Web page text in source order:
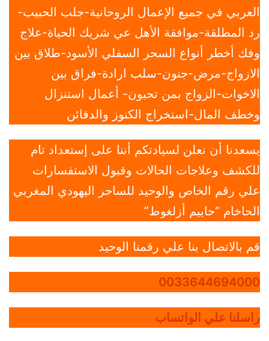
العربي في جميع الإعمال الروحانية-جلب الحبيب-
رد المطلقة-موافقة الأهل عي شريك الحياة-علاج
وفك أخطر أنواع السحر السفلي الأسود-طلاق بين
الازواج-مرض-جنون-سلب ارادة-فراق بين
الاخوات-الزواج بمن تحبون- أعمال استنزال
وخطف المال-استخراج الكنوز والدفائن
يسعدنا أن نعلن لسيادتكم أننا على إستعداد تام
للكشف وعلاجات الحالات وقبول الاستفسارات
علي رقم الخاص والوحيد للساحر اليهودي المغربي
الحاخام “حاييم أزلغوط”
قم بالاتصال بنا علي رقمنا الوحيد
0033644694000
راسلنا علي الواتساب